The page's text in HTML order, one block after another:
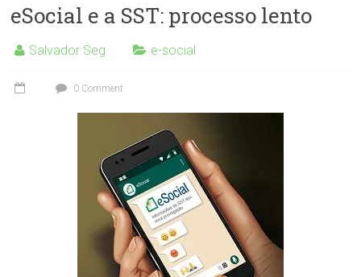
eSocial e a SST: processo lento
Salvador Seg e-social
0 Comment